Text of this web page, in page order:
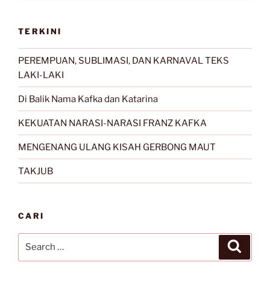
TERKINI
PEREMPUAN, SUBLIMASI, DAN KARNAVAL TEKS
LAKI-LAKI
Di Balik Nama Kafka dan Katarina
KEKUATAN NARASI-NARASI FRANZ KAFKA
MENGENANG ULANG KISAH GERBONG MAUT
TAKJUB
CARI